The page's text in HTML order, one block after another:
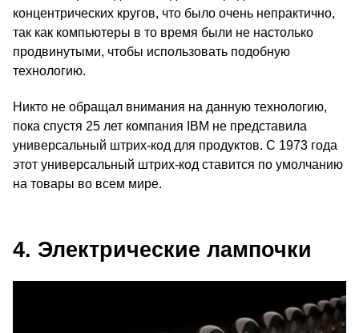
концентрических кругов, что было очень непрактично,
так как компьютеры в то время были не настолько
продвинутыми, чтобы использовать подобную
технологию.
Никто не обращал внимания на данную технологию,
пока спустя 25 лет компания IBM не представила
универсальный штрих-код для продуктов. С 1973 года
этот универсальный штрих-код ставится по умолчанию
на товары во всем мире.
4. Электрические лампочки